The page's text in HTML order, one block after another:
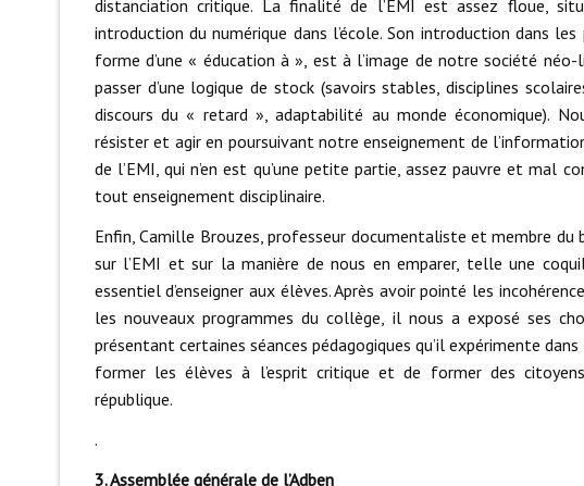
distanciation critique. La finalité de l’EMI est assez floue,
introduction du numérique dans l’école. Son introduction dans
forme d’une « éducation à », est à l’image de notre société
passer d’une logique de stock (savoirs stables, disciplines
discours du « retard », adaptabilité au monde économique).
résister et agir en poursuivant notre enseignement de
de l’EMI, qui n’en est qu’une petite partie, assez pauvre et mal
tout enseignement disciplinaire.
Enfin, Camille Brouzes, professeur documentaliste et membre du
sur l’EMI et sur la manière de nous en emparer, telle une
essentiel d’enseigner aux élèves. Après avoir pointé les
les nouveaux programmes du collège, il nous a exposé ses
présentant certaines séances pédagogiques qu’il expérimente
former les élèves à l’esprit critique et de former des
république.
.
3. Assemblée générale de l’Adben